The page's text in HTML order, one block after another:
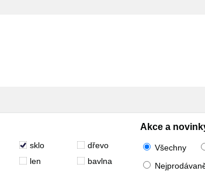
sklo
dřevo
len
bavlna
Akce a
Všechny